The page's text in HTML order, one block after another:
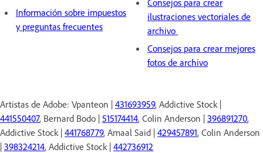
Información sobre impuestos
y preguntas frecuentes
Consejos para crear
ilustraciones vectoriales de
archivo
Consejos para crear mejores
fotos de archivo
Artistas de Adobe: Vpanteon | 431693959, Addictive Stock |
441550407, Bernard Bodo | 515174414, Colin Anderson | 396891270,
Addictive Stock | 441768779, Amaal Said | 429457891, Colin Anderson
| 398324214, Addictive Stock | 442736912